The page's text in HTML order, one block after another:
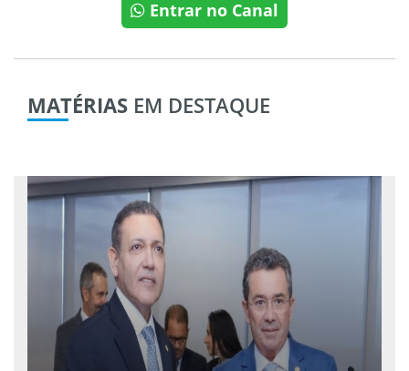
Entrar no Canal
MATÉRIAS EM DESTAQUE